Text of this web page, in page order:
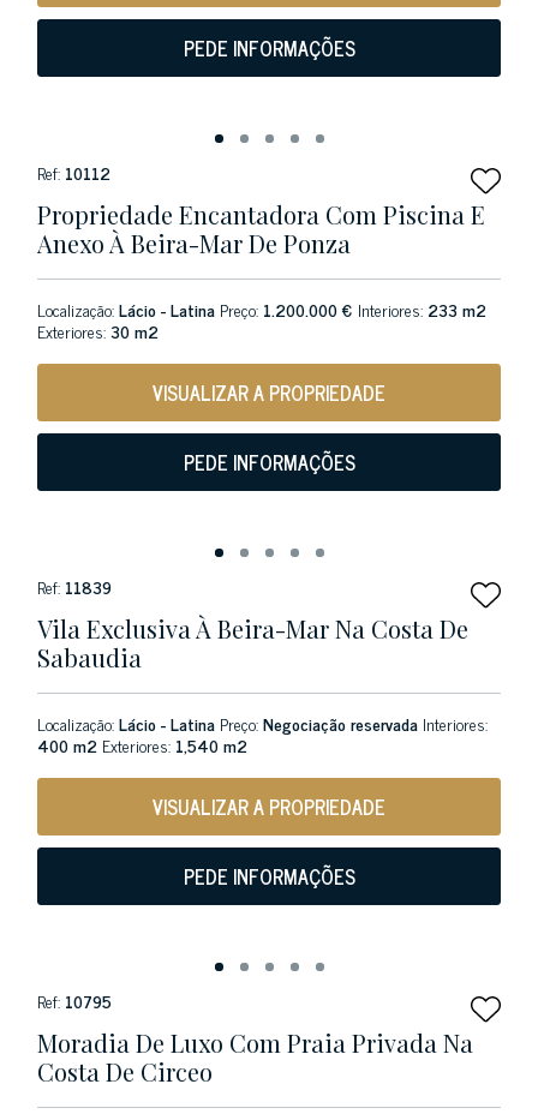
PEDE INFORMAÇÕES
Ref: 10112
Propriedade Encantadora Com Piscina E
Anexo À Beira-Mar De Ponza
Localização:Lácio - Latina Preço: 1.200.000 € Interiores: 233 m2
Exteriores:30 m2
VISUALIZAR A PROPRIEDADE
PEDE INFORMAÇÕES
Ref: 11839
Vila Exclusiva À Beira-Mar Na Costa De
Sabaudia
Localização:Lácio - Latina Preço:Negociação reservada Interiores:
400 m2 Exteriores: 1,540 m2
VISUALIZAR A PROPRIEDADE
PEDE INFORMAÇÕES
Ref: 10795
Moradia De Luxo Com Praia Privada Na
Costa De Circeo